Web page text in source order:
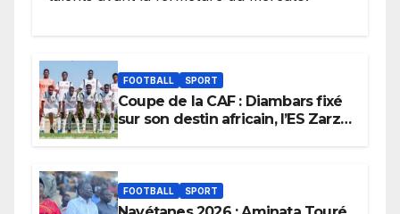
FOOTBALL SPORT
Coupe de la CAF : Diambars fixé
sur son destin africain, l’ES Zarzis
FOOTBALL SPORT